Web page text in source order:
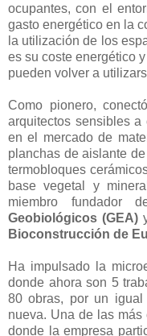
ocupantes, con el
gasto energético en la
la utilización de los
es su coste energético
pueden volver a
Como pionero,
arquitectos sensibles
en el mercado de
planchas de aislante
termobloques
base vegetal y
miembro fundador
Geobiológicos (GEA)
Bioconstrucción de
Ha impulsado la
donde ahora son 5
80 obras, por un
nueva. Una de las
donde la empresa